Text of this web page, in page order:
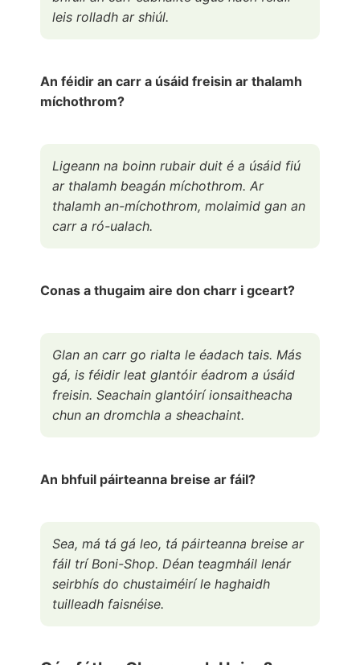
leis rolladh ar shiúl.
An féidir an carr a úsáid freisin ar thalamh
míchothrom?
Ligeann na boinn rubair duit é a úsáid fiú
ar thalamh beagán míchothrom. Ar
thalamh an-míchothrom, molaimid gan an
carr a ró-ualach.
Conas a thugaim aire don charr i gceart?
Glan an carr go rialta le éadach tais. Más
gá, is féidir leat glantóir éadrom a úsáid
freisin. Seachain glantóirí ionsaitheacha
chun an dromchla a sheachaint.
An bhfuil páirteanna breise ar fáil?
Sea, má tá gá leo, tá páirteanna breise ar
fáil trí Boni-Shop. Déan teagmháil lenár
seirbhís do chustaiméirí le haghaidh
tuilleadh faisnéise.